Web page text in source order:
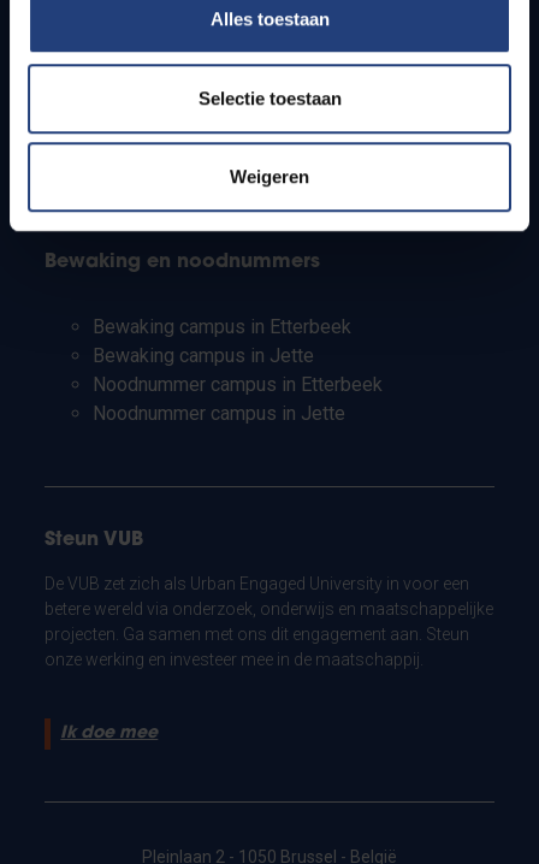
Alles toestaan
Selectie toestaan
Weigeren
Studenten
PhD-studenten
Leerkrachten en secundaire scholen
Bewaking en noodnummers
Bewaking campus in Etterbeek
Bewaking campus in Jette
Noodnummer campus in Etterbeek
Noodnummer campus in Jette
Steun VUB
De VUB zet zich als Urban Engaged University in voor een
betere wereld via onderzoek, onderwijs en maatschappelijke
projecten. Ga samen met ons dit engagement aan. Steun
onze werking en investeer mee in de maatschappij.
Ik doe mee
Pleinlaan 2 - 1050 Brussel - België